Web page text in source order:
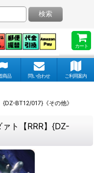
カート
検索
商品 問い合わせ ご利用案内
BT12/017}《その他》
ト【RRR】{DZ-